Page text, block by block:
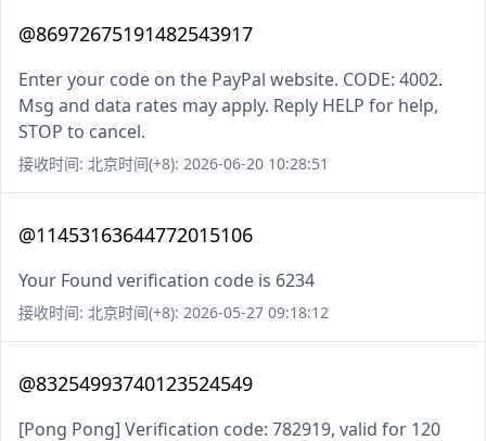
@86972675191482543917
Enter your code on the PayPal website. CODE: 4002.
Msg and data rates may apply. Reply HELP for help,
STOP to cancel.
接收时间: 北京时间(+8): 2026-06-20 10:28:51
@11453163644772015106
Your Found verification code is 6234
接收时间: 北京时间(+8): 2026-05-27 09:18:12
@83254993740123524549
[Pong Pong] Verification code: 782919, valid for 120